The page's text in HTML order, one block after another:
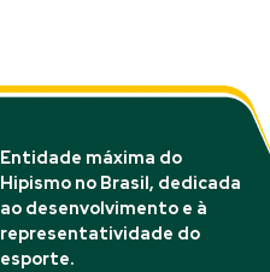
Entidade máxima do
Hipismo no Brasil, dedicada
ao desenvolvimento e à
representatividade do
esporte.